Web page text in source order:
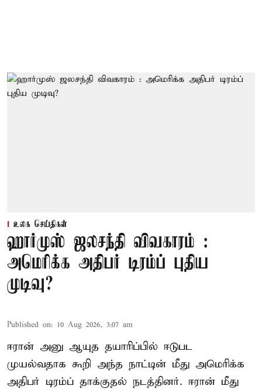
உலக செய்திகள்
ஹார்முஸ் ஜலசந்தி விவகாரம் :
அமெரிக்க அதிபர் டிரம்ப் புதிய
முடிவு?
Published on: 10 Aug 2026, 3:07 am
ஈரான் அனு ஆயுத தயாரிப்பில் ஈடுபட
முயல்வதாக கூறி அந்த நாட்டின் மீது அமெரிக்க
அதிபர் டிரம்ப் தாக்குதல் நடத்தினர். ஈரான் மீது